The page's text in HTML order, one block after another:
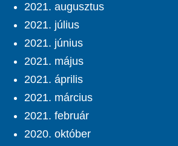
2021. augusztus
2021. július
2021. június
2021. május
2021. április
2021. március
2021. február
2020. október